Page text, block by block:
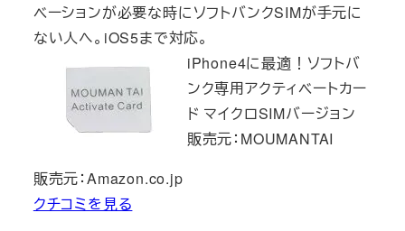
ベーションが必要な時にソフトバンクSIMが手元に
ない人へ。iOS5まで対応。
iPhone4に最適！ソフトバ
ンク専用アクティベートカー
ド マイクロSIMバージョン
販売元：MOUMANTAI
販売元：Amazon.co.jp
クチコミを見る